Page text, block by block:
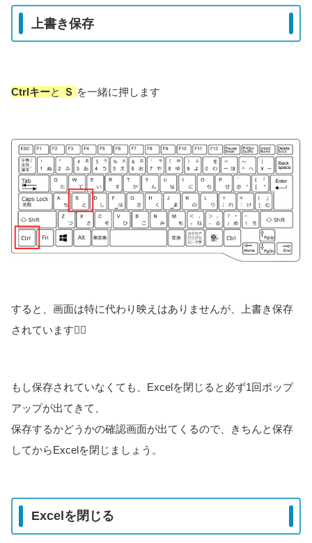
上書き保存
Ctrlキーと Ｓ を一緒に押します
すると、画面は特に代わり映えはありませんが、上書き保存
されています🙆‍♀️
もし保存されていなくても、Excelを閉じると必ず1回ポップ
アップが出てきて、
保存するかどうかの確認画面が出てくるので、きちんと保存
してからExcelを閉じましょう。
Excelを閉じる